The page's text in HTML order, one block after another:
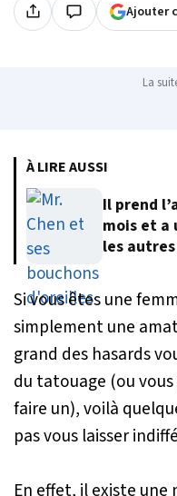
Ajouter
La
À LIRE AUSSI
Il prend
mois et
les
Si vous êtes une
simplement une
grand des hasards
du tatouage (ou
faire un), voilà
pas vous laisser
En effet, il existe